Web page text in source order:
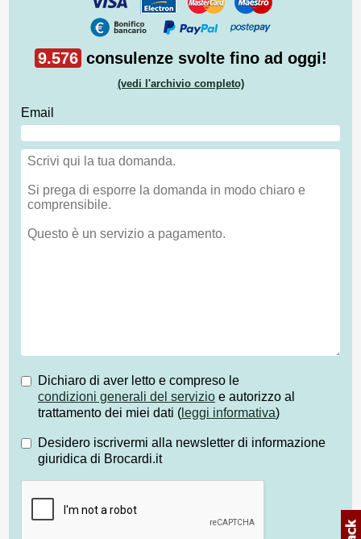
9.576 consulenze svolte fino ad oggi!
(vedi l'archivio completo)
Email
Dichiaro di aver letto e compreso le
condizioni generali del servizio e autorizzo al
trattamento dei miei dati ( leggi informativa)
Desidero iscrivermi alla newsletter di informazione
giuridica di Brocardi.it